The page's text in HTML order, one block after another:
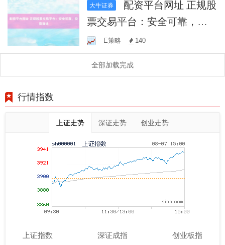
大牛证券
票交易平台：安全可靠，投
资首选
E策略 140
全部加载完成
行情指数
上证走势 深证走势 创业走势
上证指数 深证成指 创业板指